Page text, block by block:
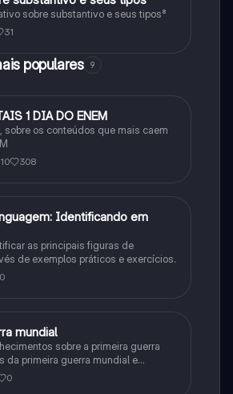
sobre substantivo e seus tipos⁸
31
populares 9
1 DIA DO ENEM
sobre os conteúdos que mais caem
308
Identificando em
as principais figuras de
de exemplos práticos e exercícios.
mundial
sobre a primeira guerra
da primeira guerra mundial e
Primeira Guerra Mundial, fases da
0